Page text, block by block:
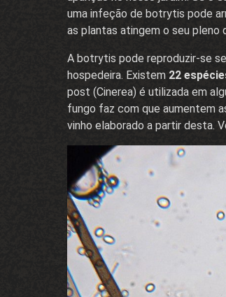
uma infeção de botrytis pode
as plantas atingem o seu pleno
A botrytis pode reproduzir-se
hospedeira. Existem 22
post (Cinerea) é utilizada em
fungo faz com que aumentem
vinho elaborado a partir desta.